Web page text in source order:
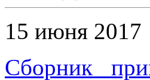
15 июня 2017
Сборник